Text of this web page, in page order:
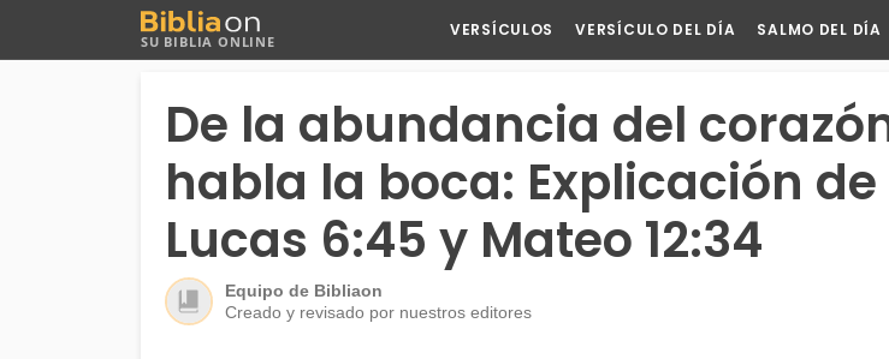
SU BIBLIA ONLINE
VERSÍCULOS VERSÍCULO DEL DÍA SALMO DEL DÍA
Buscar
De la abundancia del
habla la boca: Explicación de
Lucas 6:45 y Mateo 12:34
Equipo de Bibliaon
Creado y revisado por nuestros editores